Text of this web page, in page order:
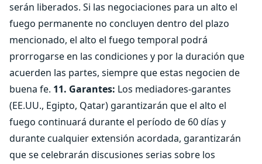
serán liberados. Si las negociaciones para un alto el
fuego permanente no concluyen dentro del plazo
mencionado, el alto el fuego temporal podrá
prorrogarse en las condiciones y por la duración que
acuerden las partes, siempre que estas negocien de
buena fe. 11. Garantes: Los mediadores-garantes
(EE.UU., Egipto, Qatar) garantizarán que el alto el
fuego continuará durante el período de 60 días y
durante cualquier extensión acordada, garantizarán
que se celebrarán discusiones serias sobre los